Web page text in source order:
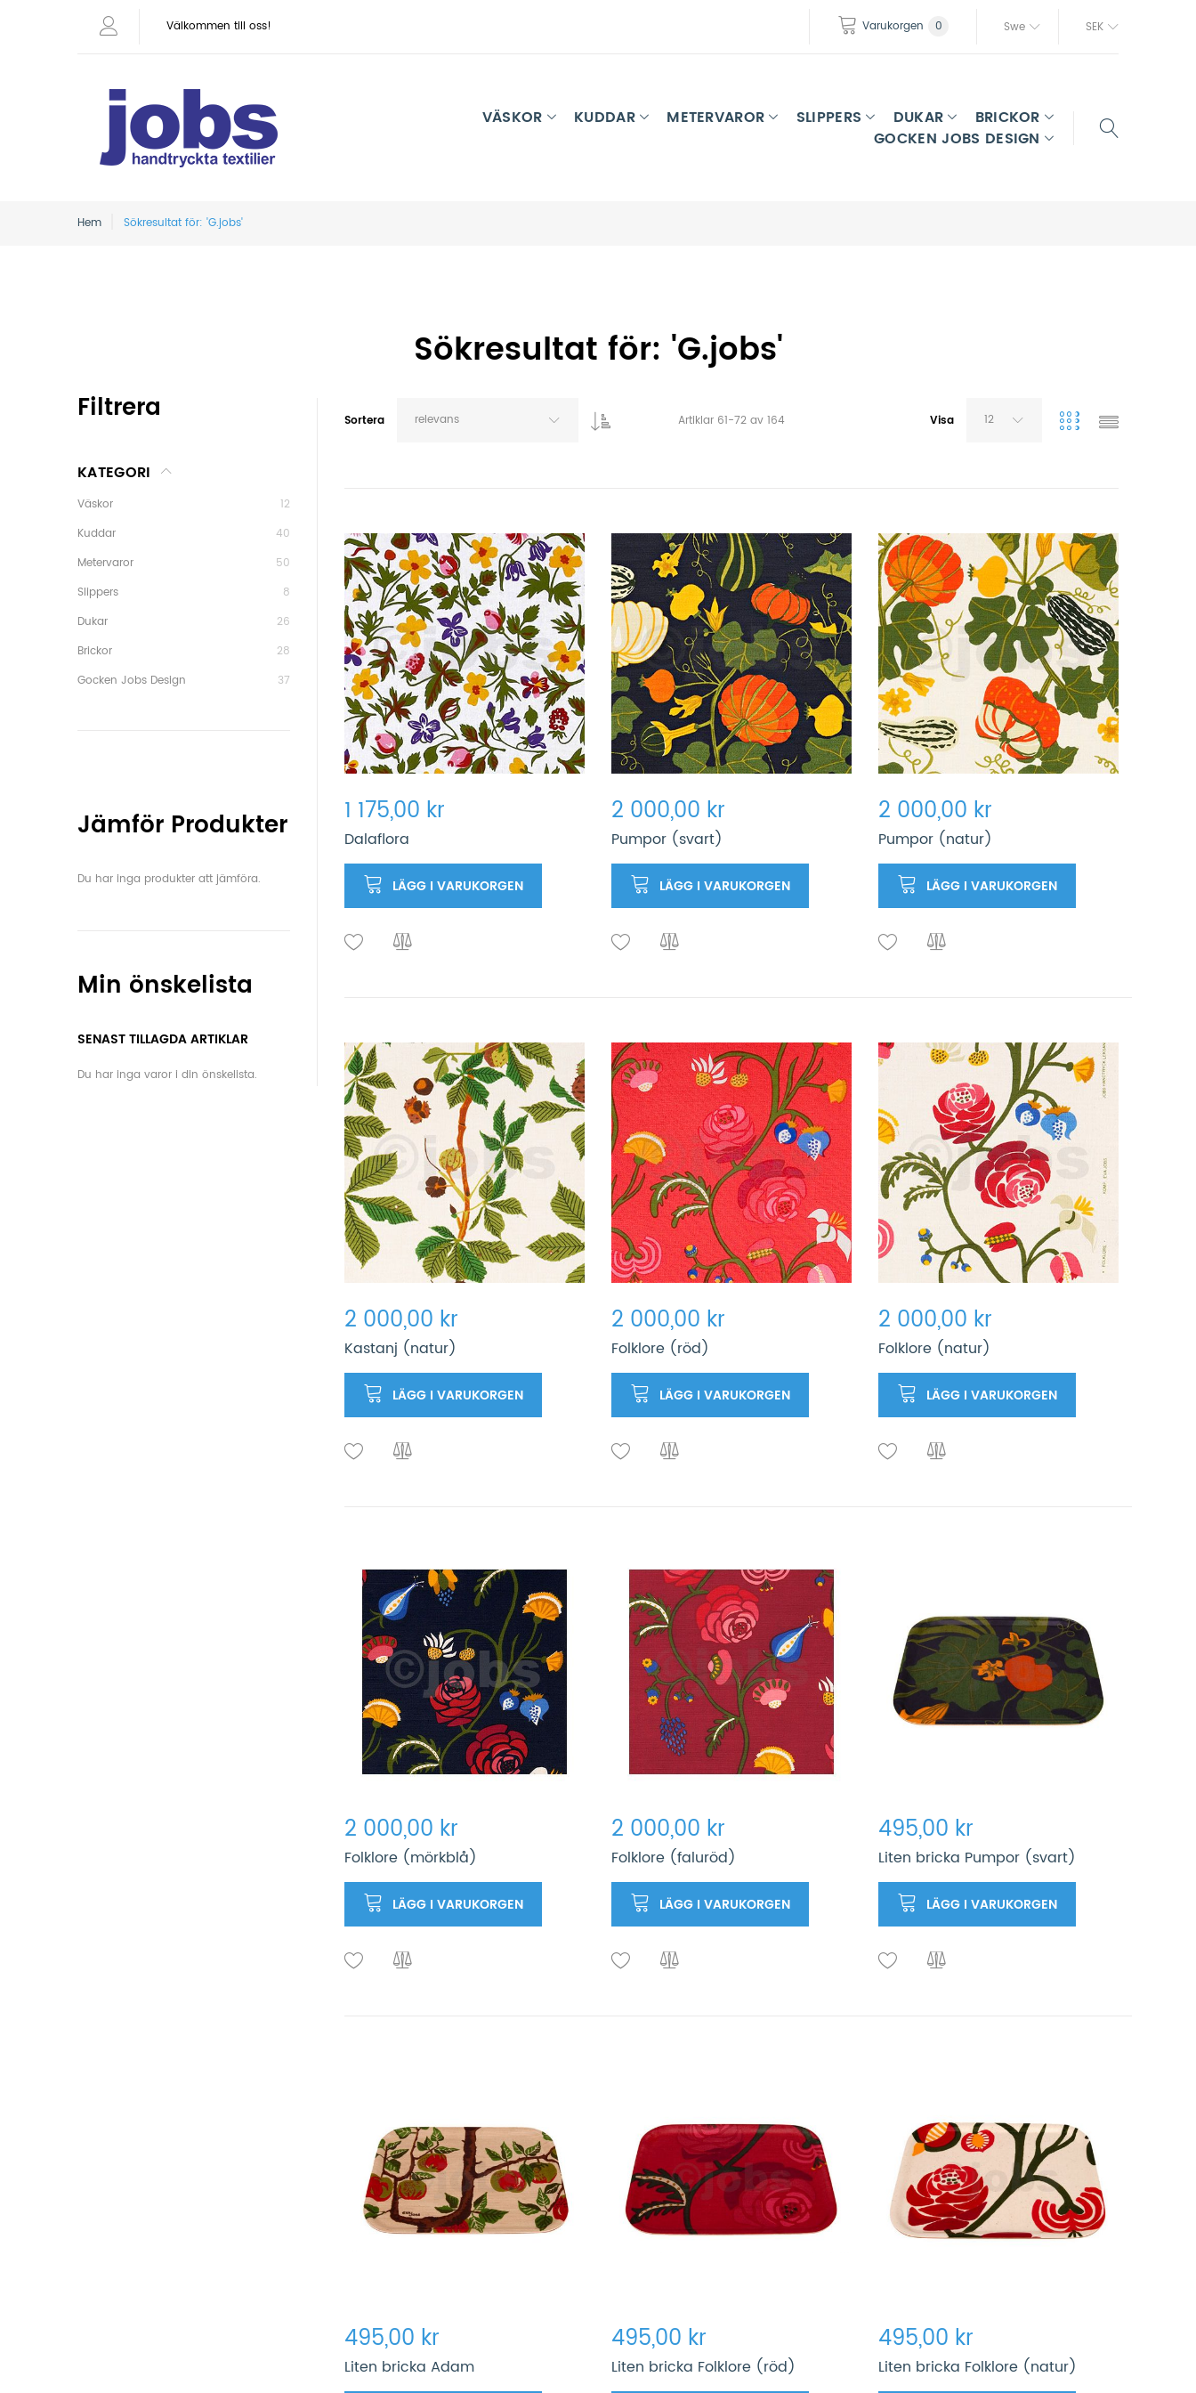
Välkommen till oss! Swe SEK
Varukorgen 0
VÄSKOR KUDDAR METERVAROR SLIPPERS DUKAR
BRICKOR
GOCKEN JOBS DESIGN
Hem Sökresultat för: 'G.jobs'
Sökresultat för: 'G.jobs'
Sortera relevans Artiklar 61-72 av 164 Visa 12
1 175,00 kr
Dalaflora
LÄGG I VARUKORGEN
2 000,00 kr
Pumpor (svart)
LÄGG I VARUKORGEN
2 000,00 kr
Pumpor (natur)
LÄGG I VARUKORGEN
2 000,00 kr
Kastanj (natur)
LÄGG I VARUKORGEN
2 000,00 kr
Folklore (röd)
LÄGG I VARUKORGEN
2 000,00 kr
Folklore (natur)
LÄGG I VARUKORGEN
2 000,00 kr
Folklore (mörkblå)
LÄGG I VARUKORGEN
2 000,00 kr
Folklore (faluröd)
LÄGG I VARUKORGEN
495,00 kr
Liten bricka Pumpor (svart)
LÄGG I VARUKORGEN
495,00 kr
Liten bricka Adam
495,00 kr
Liten bricka Folklore (röd)
495,00 kr
Liten bricka Folklore (natur)
Filtrera
KATEGORI
Väskor
12
Kuddar
40
Metervaror
50
Slippers
8
Dukar
26
Brickor
28
Gocken Jobs Design
37
Jämför Produkter
Du har inga produkter att jämföra.
Min önskelista
SENAST TILLAGDA ARTIKLAR
Du har inga varor i din önskelista.